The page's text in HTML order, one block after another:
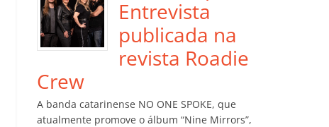
o
k
p a
ss
ro
m
til
h
ar
Entrevista
publicada na
revista Roadie
Crew
A banda catarinense NO ONE SPOKE, que
atualmente promove o álbum “Nine Mirrors”,